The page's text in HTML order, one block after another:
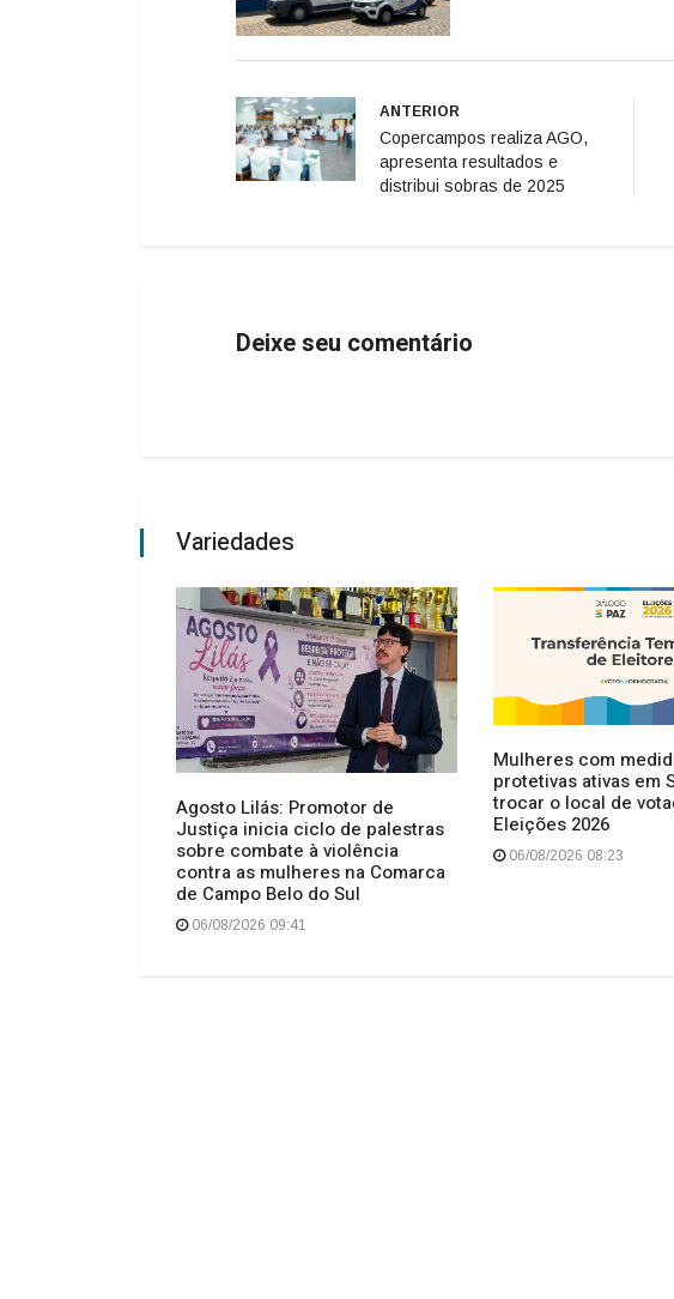
ANTERIOR
Copercampos realiza AGO,
apresenta resultados e
distribui sobras de 2025
Deixe seu comentário
Variedades
Agosto Lilás: Promotor de
Justiça inicia ciclo de palestras
sobre combate à violência
contra as mulheres na Comarca
de Campo Belo do Sul
06/08/2026 09:41
Mulheres com
protetivas ativas em
trocar o local de
Eleições 2026
06/08/2026 08:23